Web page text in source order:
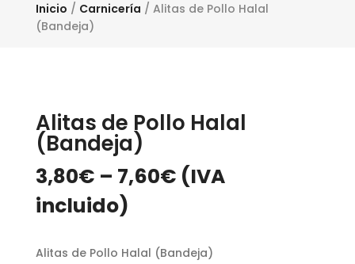
Inicio / Carnicería / Alitas de Pollo Halal
(Bandeja)
Alitas de Pollo Halal
(Bandeja)
3,80€ – 7,60€ (IVA
incluido)
Alitas de Pollo Halal (Bandeja)